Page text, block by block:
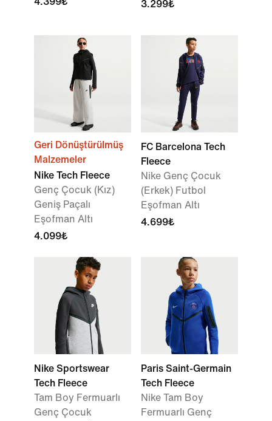
3.299₺
Geri Dönüştürülmüş
Malzemeler
Nike Tech Fleece
Genç Çocuk (Kız)
Geniş Paçalı
Eşofman Altı
4.099₺
FC Barcelona Tech
Fleece
Nike Genç Çocuk
(Erkek) Futbol
Eşofman Altı
4.699₺
Nike Sportswear
Tech Fleece
Tam Boy Fermuarlı
Genç Çocuk
Paris Saint-Germain
Tech Fleece
Nike Tam Boy
Fermuarlı Genç